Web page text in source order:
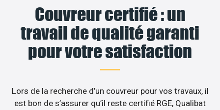
Couvreur certifié : un
travail de qualité garanti
pour votre satisfaction
Lors de la recherche d’un couvreur pour vos travaux, il
est bon de s’assurer qu’il reste certifié RGE, Qualibat